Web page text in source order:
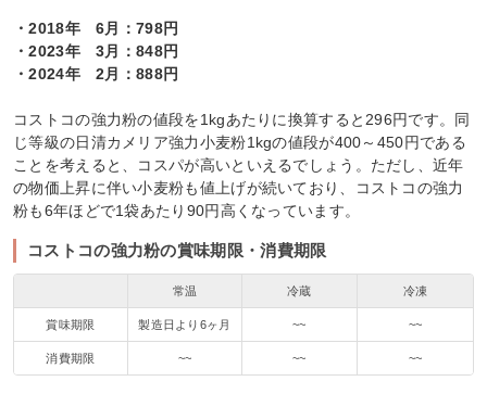
・2018年 6月：798円
・2023年 3月：848円
・2024年 2月：888円
コストコの強力粉の値段を1kgあたりに換算すると296円です。同
じ等級の日清カメリア強力小麦粉1kgの値段が400～450円である
ことを考えると、コスパが高いといえるでしょう。ただし、近年
の物価上昇に伴い小麦粉も値上げが続いており、コストコの強力
粉も6年ほどで1袋あたり90円高くなっています。
コストコの強力粉の賞味期限・消費期限
常温 冷蔵 冷凍
賞味期限 製造日より6ヶ月 ~~ ~~
消費期限 ~~ ~~ ~~